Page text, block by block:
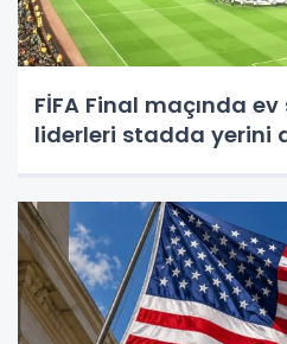
FİFA Final maçında
liderleri stadda yerini